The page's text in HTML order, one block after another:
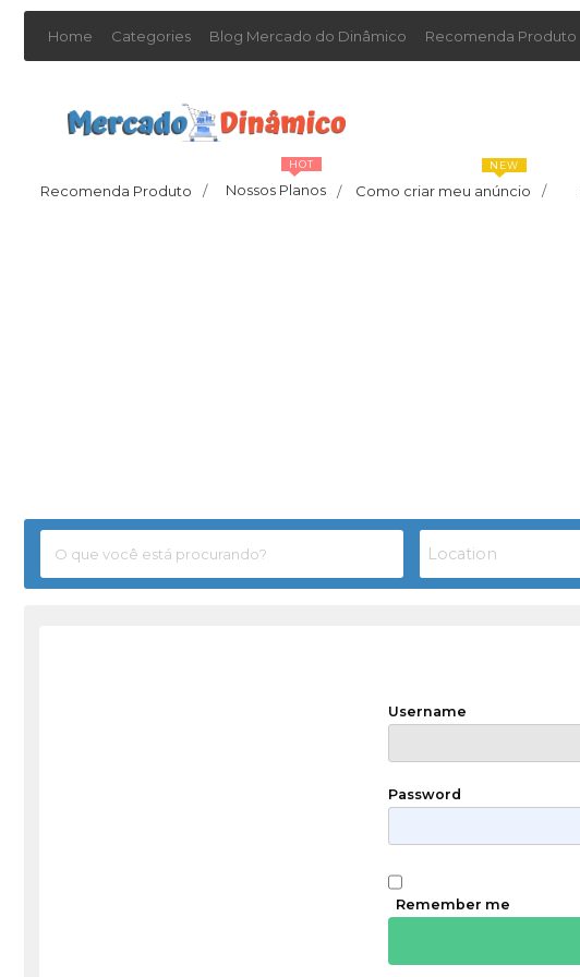
Home Categories Blog Mercado do Dinâmico Recomenda Produto
Recomenda Produto / Nossos Planos /
HOT
Como criar meu anúncio /
NEW
Username
Password
Remember me